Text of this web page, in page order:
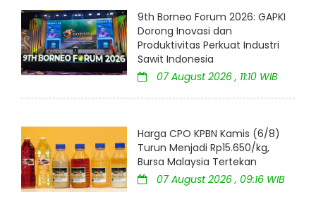
9th Borneo Forum 2026: GAPKI
Dorong Inovasi dan
Produktivitas Perkuat Industri
Sawit Indonesia
07 August 2026 , 11:10 WIB
Harga CPO KPBN Kamis (6/8)
Turun Menjadi Rp15.650/kg,
Bursa Malaysia Tertekan
07 August 2026 , 09:16 WIB